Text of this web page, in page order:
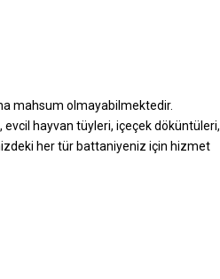
mahsum olmayabilmektedir.
evcil hayvan tüyleri, içeçek döküntüleri,
her tür battaniyeniz için hizmet